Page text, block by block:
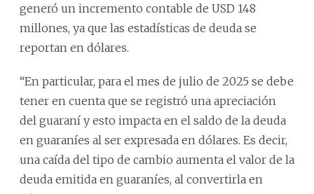
generó un incremento contable de USD 148
millones, ya que las estadísticas de deuda se
reportan en dólares.
“En particular, para el mes de julio de 2025 se debe
tener en cuenta que se registró una apreciación
del guaraní y esto impacta en el saldo de la deuda
en guaraníes al ser expresada en dólares. Es decir,
una caída del tipo de cambio aumenta el valor de la
deuda emitida en guaraníes, al convertirla en